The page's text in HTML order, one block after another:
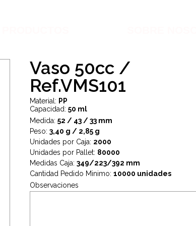
Vaso 50cc /
Ref.VMS101
Material: PP
Capacidad: 50 ml
Medida: 52 / 43 / 33 mm
Peso: 3,40 g / 2,85 g
Unidades por Caja: 2000
Unidades por Pallet: 80000
Medidas Caja: 349/223/392 mm
Cantidad Pedido Minimo: 10000 unidades
Observaciones